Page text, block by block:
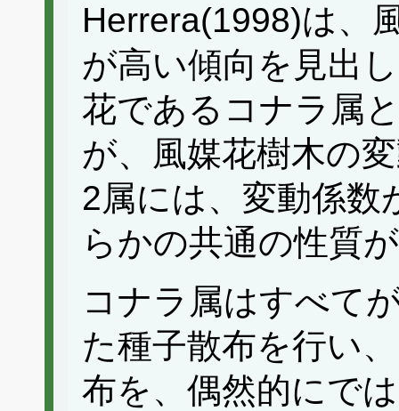
Herrera(1998)は、
が高い傾向を見出
花であるコナラ属
が、風媒花樹木の
2属には、変動係数
らかの共通の性質
コナラ属はすべて
た種子散布を行い
布を、偶然的にで